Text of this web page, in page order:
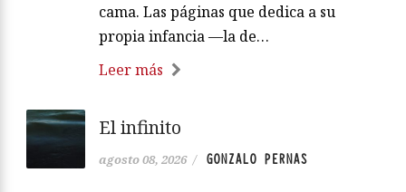
cama. Las páginas que dedica a su
propia infancia —la de…
Leer más
El infinito
agosto 08, 2026 / GONZALO PERNAS